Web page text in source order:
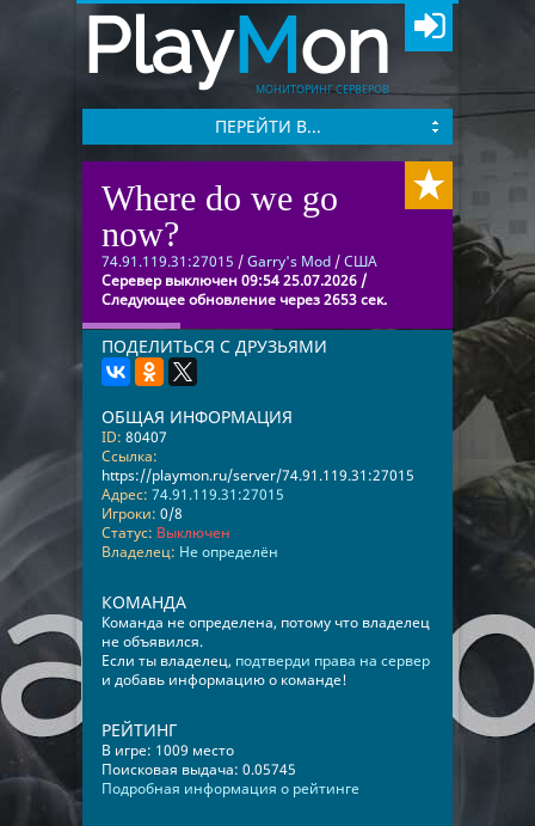
PlayMon
МОНИТОРИНГ СЕРВЕРОВ
ПЕРЕЙТИ В...
Where do we go
now?
74.91.119.31:27015 /Garry's Mod /США
Серевер выключен 09:54 25.07.2026 /
Следующее обновление через 2653 сек.
ПОДЕЛИТЬСЯ С ДРУЗЬЯМИ
ОБЩАЯ ИНФОРМАЦИЯ
ID: 80407
Ссылка:
https://playmon.ru/server/74.91.119.31:27015
Адрес: 74.91.119.31:27015
Игроки: 0/8
Статус: Выключен
Владелец: Не определён
КОМАНДА
Команда не определена, потому что владелец
не объявился.
Если ты владелец, подтверди права на сервер
и добавь информацию о команде!
РЕЙТИНГ
В игре: 1009 место
Поисковая выдача: 0.05745
Подробная информация о рейтинге